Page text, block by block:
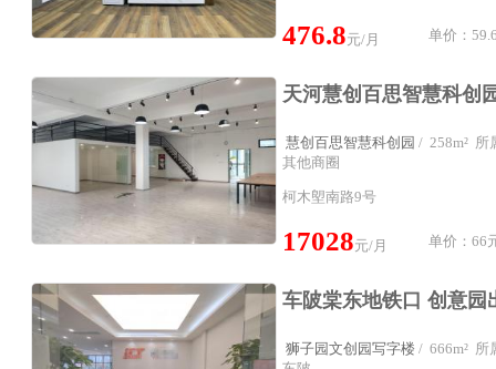
476.8元/月 单价：
慧创百思智慧科创园 / 258m² 所
其他商圈
柯木塱南路9号
17028元/月 单价：66
狮子园文创园写字楼 / 666m² 所